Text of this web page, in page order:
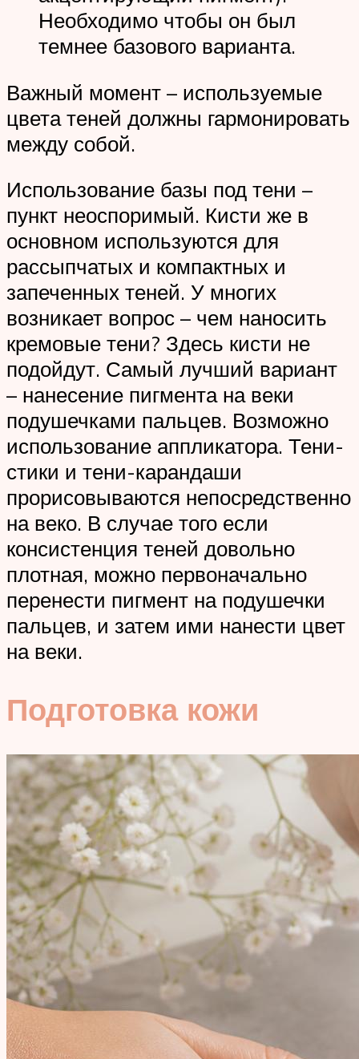
Необходимо чтобы он был
темнее базового варианта.
Важный момент – используемые
цвета теней должны гармонировать
между собой.
Использование базы под тени –
пункт неоспоримый. Кисти же в
основном используются для
рассыпчатых и компактных и
запеченных теней. У многих
возникает вопрос – чем наносить
кремовые тени? Здесь кисти не
подойдут. Самый лучший вариант
– нанесение пигмента на веки
подушечками пальцев. Возможно
использование аппликатора. Тени-
стики и тени-карандаши
прорисовываются непосредственно
на веко. В случае того если
консистенция теней довольно
плотная, можно первоначально
перенести пигмент на подушечки
пальцев, и затем ими нанести цвет
на веки.
Подготовка кожи